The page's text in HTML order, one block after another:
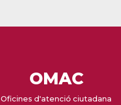
OMAC
Oficines d'atenció ciutadana